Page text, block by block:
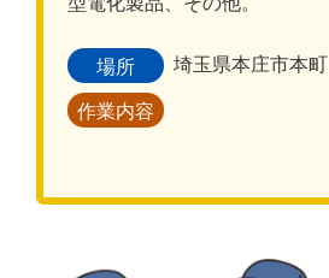
場所 埼玉県本庄市本町
作業内容